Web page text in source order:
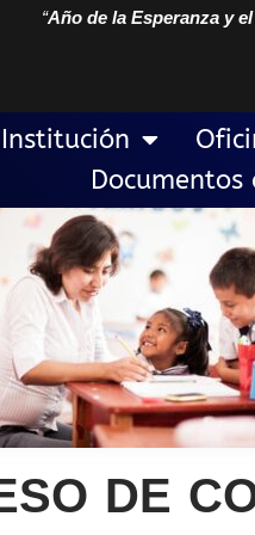
“Año de la Esperanza y
Institución
Documentos
DE